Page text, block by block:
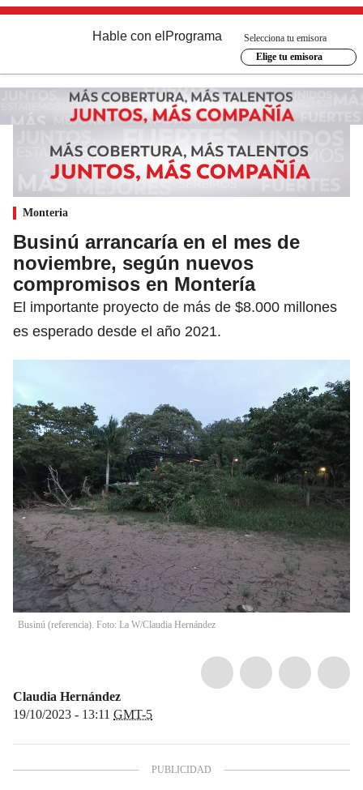
Hable con el Programa
Selecciona tu emisora
Elige tu emisora
Monteria
Businú arrancaría en el mes de
noviembre, según nuevos
compromisos en Montería
El importante proyecto de más de $8.000 millones
es esperado desde el año 2021.
Businú (referencia). Foto: La W/Claudia Hernández
Claudia Hernández
19/10/2023 - 13:11 GMT-5